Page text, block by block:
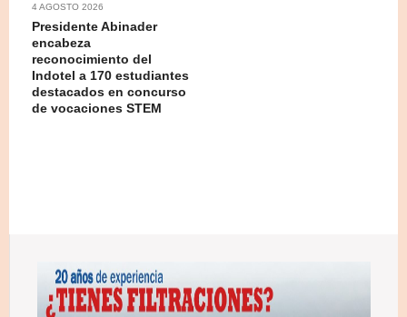
4 AGOSTO 2026
Presidente Abinader
encabeza
reconocimiento del
Indotel a 170 estudiantes
destacados en concurso
de vocaciones STEM